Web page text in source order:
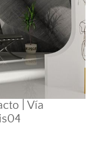
| Vía